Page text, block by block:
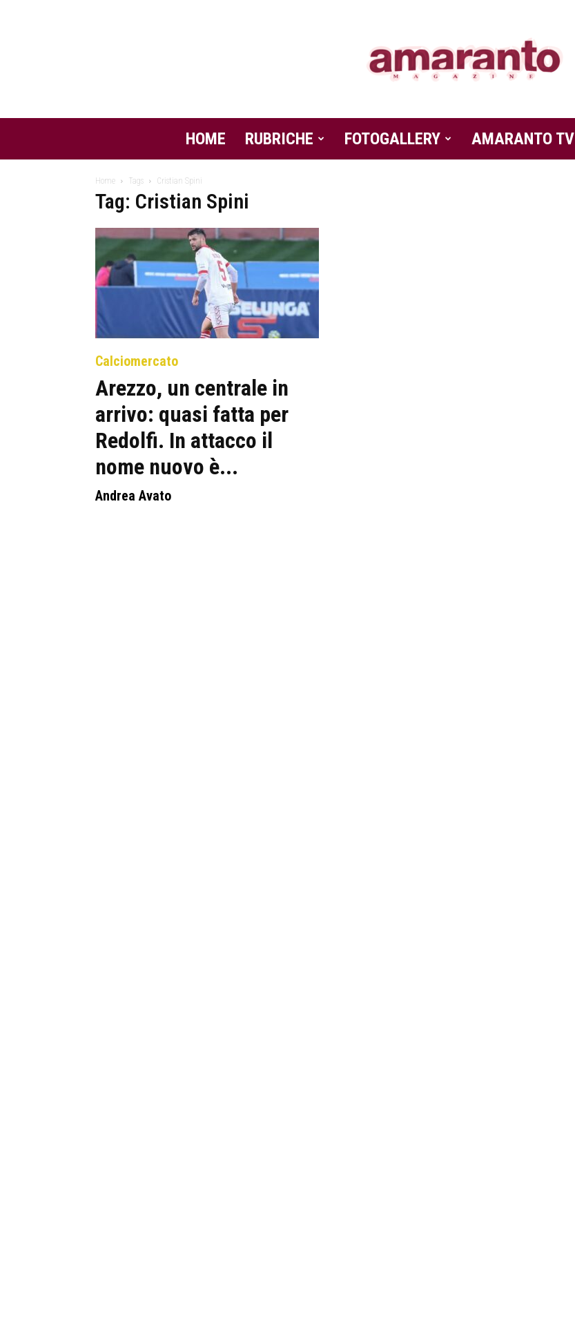
Amaranto
HOME RUBRICHE FOTOGALLERY AMARANTO TV
Home Tags Cristian Spini
Tag: Cristian Spini
Calciomercato
Arezzo, un centrale in
arrivo: quasi fatta per
Redolfi. In attacco il
nome nuovo è...
Andrea Avato